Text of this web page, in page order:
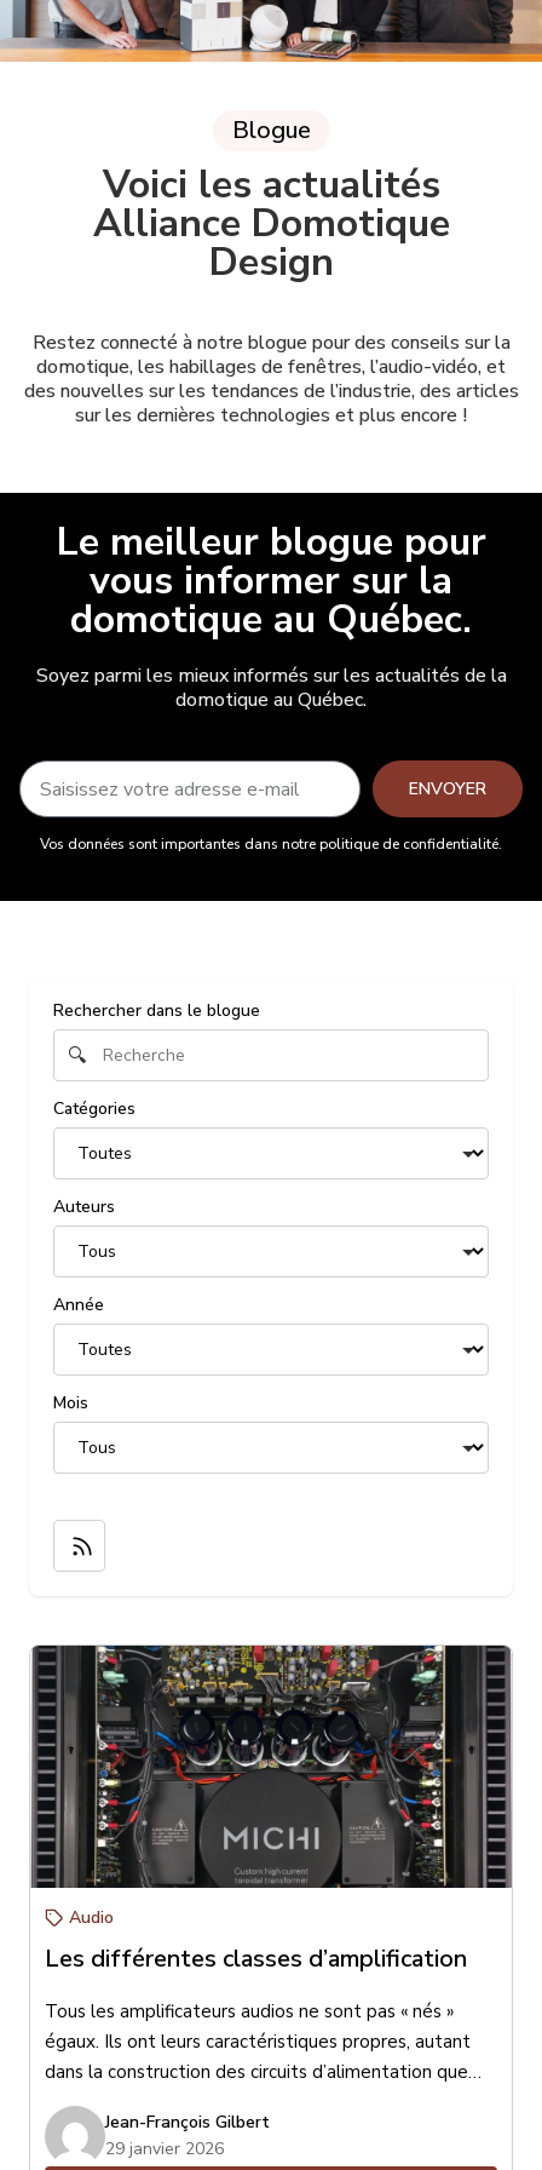
Blogue
Voici les actualités
Alliance Domotique
Design
Restez connecté à notre blogue pour des conseils sur la
domotique, les habillages de fenêtres, l’audio-vidéo, et
des nouvelles sur les tendances de l’industrie, des articles
sur les dernières technologies et plus encore !
Le meilleur blogue pour
vous informer sur la
domotique au Québec.
Soyez parmi les mieux informés sur les actualités de la
domotique au Québec.
ENVOYER
Vos données sont importantes dans notre politique de confidentialité.
Rechercher dans le blogue
Catégories
Auteurs
Année
Mois
Audio
Les différentes classes d’amplification
Tous les amplificateurs audios ne sont pas « nés »
égaux. Ils ont leurs caractéristiques propres, autant
dans la construction des circuits d’alimentation que
dans les circuits de traitement audio, de pré-
amplification ou d’amplification de puissance. Je
parlerai aujourd’hui des différentes classes
Jean-François Gilbert
29 janvier 2026